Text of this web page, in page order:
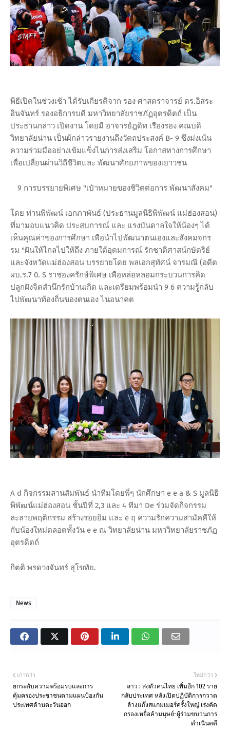
พิธีเปิดในช่วงเช้า ได้รับเกียรติจาก รอง ศาสตราจารย์ ดร.อิสระ
อินจันทร์ รองอธิการบดี มหาวิทยาลัยราชภัฏอุตรดิตถ์ เป็น
ประธานกล่าว เปิดงาน โดยมี อาจารย์ฎดิท เรืองรอง คณบดิ
วิทยาลัยน่าน เป็นผ้กล่าวรายงานถึงวัตถประสงค์ B- 9 ซึงม่งเน้น
ความร่วมมืออย่างเข้มแข็งไนการส่งเสริม โอกาสทางการศึกษา
เพื่อเปลี่ยนผ่านวิถีชีวิตและ พัฒนาศักยภาพของเยาวชน
9 การบรรยายพิเศษ "เป๋าหมายของชิวิตต่อการ พัฒนาสังคม"
โดย ท่านพิพัฒน์ เอกภาพันธ์ (ประธานมูลนิธิพิพัฒน์ แม่ฮ่องสอน)
ที่มามอบแนวคิด ประสบการณ์ และ แรงบันดาลใจให้น้องๆ ได้
เห็นคุณค่าของการศึกษา เพือนําไปพัฒนาตนเองและสังคมจกร
รม "ฝันให้ไกลไปให้ถึง ภายใต้อุดมการณ์ รักชาติศาสน์กษัตริย์
และจังหวัดแม่ฮ่องสอน บรรยายโดย พลเอกสุทัศน์ จารมณี (อดีต
ผบ.ร.7 0. S ราชองครักษ์พิเศษ เพือหล่อหลอมกระบวนการคิด
ปลูกฝังจิตสํานึกรักบ้านเกิด และเตรียมพร้อมนํา 9 6 ความรู้กลับ
ไปพัฒนาท้องถิ่นของตนเอง ไนอนาคต
A d กิจกรรมสานสัมพันธ์ นําทีมโดยพี่ๆ นักศึกษา e e a & S มูลนิธิ
พิพัฒน์แม่ฮ่องสอน ชั้นปีที่ 2,3 และ 4 ทีมา De ร่วมจัดกิจกรรม
ละลายพฤติกรรม สร้างรอยยิม และ e ฤ ความรักความสามัคคีให้
กับน้องใหม่ตลอดทั้งวัน e e ณ วิทยาลัยน่าน มหาวิทยาลัยราชภัฏ
อุตรดิตถ์
กิตติ พรดวงจันทร์ สุโขทัย.
News
ใหม่กว่า
ลาว : ส่งตัวคนไทย เพิ่มอีก 102 ราย
กลับประเทศ หลังเปิดปฏิบัติการกวาด
ล้างแก๊งสแกมเมอร์ครั้งใหญ่ เร่งคัด
กรองเหยื่อค้ามนุษย์-ผู้ร่วมขบวนการ
ดำเนินคดี
เก่ากว่า
ยกระดับความพร้อมรบและการ
คุ้มครองประชาชนตามแผนป้องกัน
ประเทศด้านตะวันออก